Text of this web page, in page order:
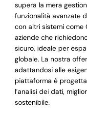
supera la mera
funzionalità avanzate
con altri sistemi come
aziende che
sicuro, ideale per
globale. La nostra
adattandosi alle
piattaforma è
l’analisi dei dati,
sostenibile.